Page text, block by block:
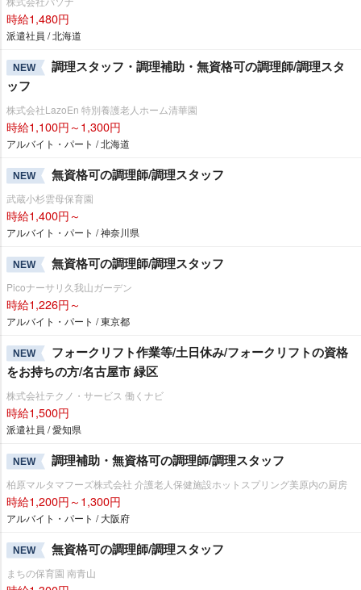
時給1,480円
派遣社員 / 北海道
NEW
調理スタッフ・調理補助・無資格可の調理師/調理スタ
ッフ
株式会社LazoEn 特別養護老人ホーム清華園
時給1,100円～1,300円
アルバイト・パート / 北海道
NEW 無資格可の調理師/調理スタッフ
武蔵小杉雲母保育園
時給1,400円～
アルバイト・パート / 神奈川県
NEW 無資格可の調理師/調理スタッフ
Picoナーサリ久我山ガーデン
時給1,226円～
アルバイト・パート / 東京都
NEW
フォークリフト作業等/土日休み/フォークリフトの資格
をお持ちの方/名古屋市 緑区
株式会社テクノ・サービス 働くナビ
時給1,500円
派遣社員 / 愛知県
NEW 調理補助・無資格可の調理師/調理スタッフ
柏原マルタマフーズ株式会社 介護老人保健施設ホットスプリング美原内の厨房
時給1,200円～1,300円
アルバイト・パート / 大阪府
NEW 無資格可の調理師/調理スタッフ
まちの保育園 南青山